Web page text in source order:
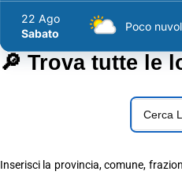
22 Ago
Sabato
Poco
🔎 Trova tutte le
Inserisci la provincia, comune,